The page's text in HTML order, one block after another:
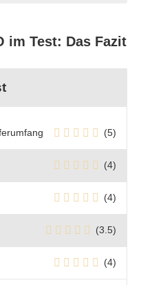
im Test: Das Fazit
(5)
(4)
(4)
(3.5)
(4)